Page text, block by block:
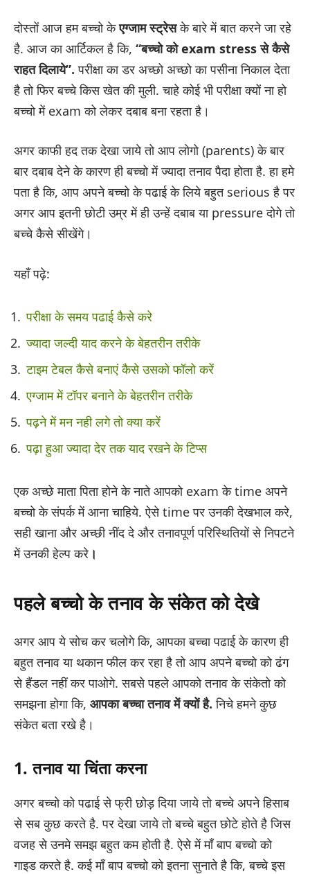
दोस्तों आज हम बच्चो केएग्जाम स्ट्रेसके बारे में बात करने जा रहे
है. आज का आर्टिकल है कि, “बच्चो को exam stress से कैसे
राहत दिलाये”.परीक्षा का डर अच्छो अच्छो का पसीना निकाल देता
है तो फिर बच्चे किस खेत की मुली. चाहे कोई भी परीक्षा क्यों ना हो
बच्चो में exam को लेकर दबाब बना रहता है।
अगर काफी हद तक देखा जाये तो आप लोगो (parents) के बार
बार दबाब देने के कारण ही बच्चो में ज्यादा तनाव पैदा होता है. हा हमे
पता है कि, आप अपने बच्चो के पढाई के लिये बहुत serious है पर
अगर आप इतनी छोटी उम्र में ही उन्हें दबाब या pressure दोगे तो
बच्चे कैसे सीखेंगे।
यहाँ पढ़े:
परीक्षा के समय पढाई कैसे करे
ज्यादा जल्दी याद करने के बेहतरीन तरीके
टाइम टेबल कैसे बनाएं कैसे उसको फॉलो करें
एग्जाम में टॉपर बनाने के बेहतरीन तरीके
पढ़ने में मन नही लगे तो क्या करें
पढ़ा हुआ ज्यादा देर तक याद रखने के टिप्स
एक अच्छे माता पिता होने के नाते आपको exam के time अपने
बच्चो के संपर्क में आना चाहिये. ऐसे time पर उनकी देखभाल करे,
सही खाना और अच्छी नींद दे और तनावपूर्ण परिस्थितियों से निपटने
में उनकी हेल्प करे ।
पहले बच्चो के तनाव के संकेत को देखे
अगर आप ये सोच कर चलोगे कि, आपका बच्चा पढाई के कारण ही
बहुत तनाव या थकान फील कर रहा है तो आप अपने बच्चो को ढंग
से हैंडल नहीं कर पाओगे. सबसे पहले आपको तनाव के संकेतो को
समझना होगा कि, आपका बच्चा तनाव में क्यों है. निचे हमने कुछ
संकेत बता रखे है।
1. तनाव या चिंता करना
अगर बच्चो को पढाई से फ्री छोड़ दिया जाये तो बच्चे अपने हिसाब
से सब कुछ करते है. पर देखा जाये तो बच्चे बहुत छोटे होते है जिस
वजह से उनमे समझ बहुत कम होती है. ऐसे में माँ बाप बच्चो को
गाइड करते है. कई माँ बाप बच्चो को इतना सुनाते है कि, बच्चे इस